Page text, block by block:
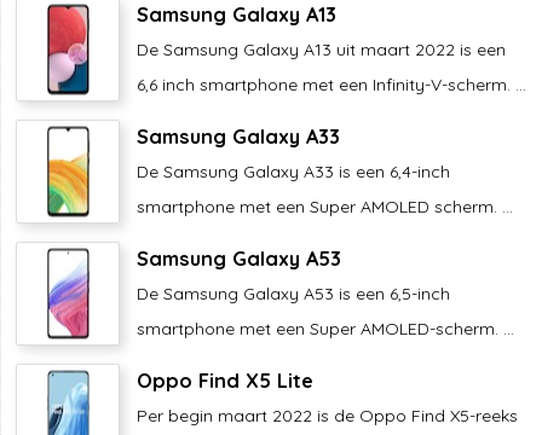
Samsung Galaxy A13
De Samsung Galaxy A13 uit maart 2022 is een
6,6 inch smartphone met een Infinity-V-scherm. ...
Samsung Galaxy A33
De Samsung Galaxy A33 is een 6,4-inch
smartphone met een Super AMOLED scherm. ...
Samsung Galaxy A53
De Samsung Galaxy A53 is een 6,5-inch
smartphone met een Super AMOLED-scherm. ...
Oppo Find X5 Lite
Per begin maart 2022 is de Oppo Find X5-reeks